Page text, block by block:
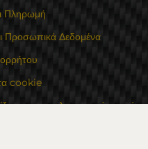
Πληρωμή
Προσωπικά Δεδομένα
τα cookie
με μια ηλεκτρονική αγορά,